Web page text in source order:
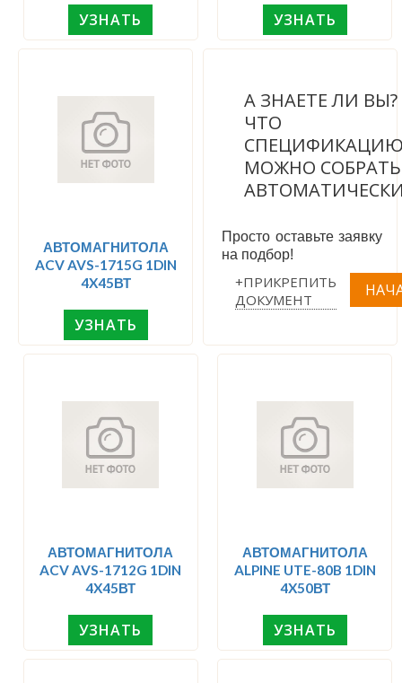
УЗНАТЬ УЗНАТЬ
АВТОМАГНИТОЛА
ACV AVS-1715G 1DIN
4X45ВТ
УЗНАТЬ
А ЗНАЕТЕ ЛИ ВЫ?
ЧТО
МОЖНО СОБРАТЬ
Просто оставьте заявку
на подбор!
+ПРИКРЕПИТЬ
ДОКУМЕНТ
АВТОМАГНИТОЛА
ACV AVS-1712G 1DIN
4X45ВТ
УЗНАТЬ
АВТОМАГНИТОЛА
ALPINE UTE-80B 1DIN
4X50ВТ
УЗНАТЬ